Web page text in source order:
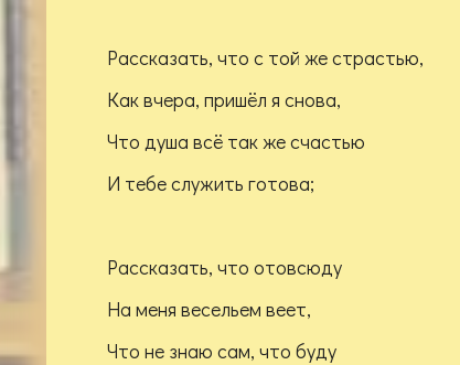
Рассказать, что с той же страстью,
Как вчера, пришёл я снова,
Что душа всё так же счастью
И тебе служить готова;
Рассказать, что отовсюду
На меня весельем веет,
Что не знаю сам, что буду